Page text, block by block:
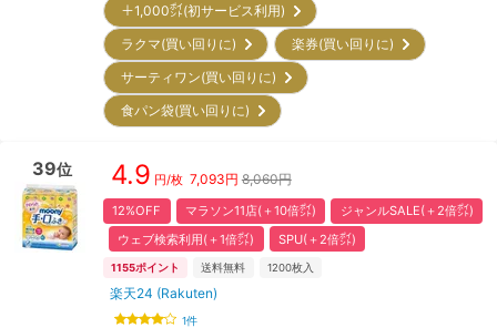
＋1,000㌽(初サービス利用)
ラクマ(買い回りに)
楽券(買い回りに)
サーティワン(買い回りに)
食パン袋(買い回りに)
39位 4.9 円/枚 7,093円 8,060円
12%OFF マラソン11店(＋10倍㌽)
ジャンルSALE(＋2倍㌽)
ウェブ検索利用(＋1倍㌽)
SPU(＋2倍㌽)
1155ポイント 送料無料 1200枚入
楽天24 (Rakuten)
1件